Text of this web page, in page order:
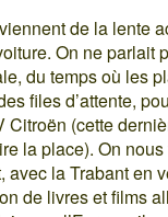
de la lente
On ne parlait
du temps où les
files d’attente,
Citroën (cette
la place). On
avec la Trabant en
de livres et films